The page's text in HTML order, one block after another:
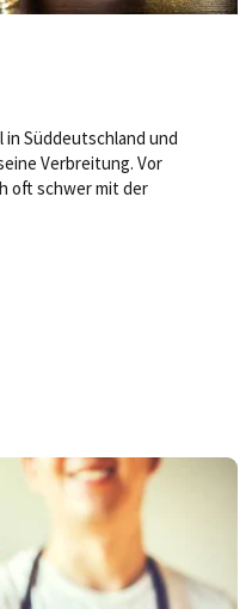
in Süddeutschland und
Verbreitung. Vor
oft schwer mit der
Biertypus. Dem